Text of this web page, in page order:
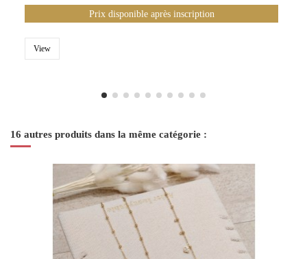
Prix disponible après inscription
View
16 autres produits dans la même catégorie :